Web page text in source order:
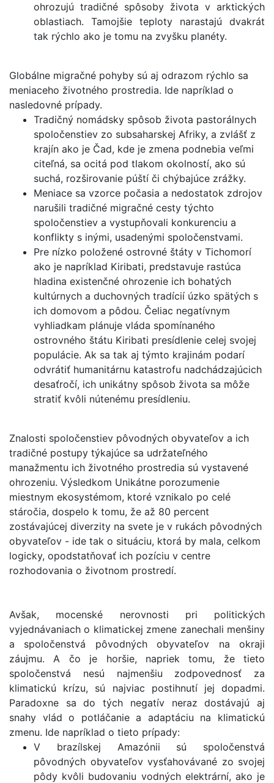
ohrozujú tradičné spôsoby života v arktických
oblastiach. Tamojšie teploty narastajú dvakrát
tak rýchlo ako je tomu na zvyšku planéty.
Globálne migračné pohyby sú aj odrazom rýchlo sa
meniaceho životného prostredia. Ide napríklad o
nasledovné prípady.
Tradičný nomádsky spôsob života pastorálnych
spoločenstiev zo subsaharskej Afriky, a zvlášť z
krajín ako je Čad, kde je zmena podnebia veľmi
citeľná, sa ocitá pod tlakom okolností, ako sú
suchá, rozširovanie púští či chýbajúce zrážky.
Meniace sa vzorce počasia a nedostatok zdrojov
narušili tradičné migračné cesty týchto
spoločenstiev a vystupňovali konkurenciu a
konflikty s inými, usadenými spoločenstvami.
Pre nízko položené ostrovné štáty v Tichomorí
ako je napríklad Kiribati, predstavuje rastúca
hladina existenčné ohrozenie ich bohatých
kultúrnych a duchovných tradícií úzko spätých s
ich domovom a pôdou. Čeliac negatívnym
vyhliadkam plánuje vláda spomínaného
ostrovného štátu Kiribati presídlenie celej svojej
populácie. Ak sa tak aj týmto krajinám podarí
odvrátiť humanitárnu katastrofu nadchádzajúcich
desaťročí, ich unikátny spôsob života sa môže
stratiť kvôli nútenému presídleniu.
Znalosti spoločenstiev pôvodných obyvateľov a ich
tradičné postupy týkajúce sa udržateľného
manažmentu ich životného prostredia sú vystavené
ohrozeniu. Výsledkom Unikátne porozumenie
miestnym ekosystémom, ktoré vznikalo po celé
stáročia, dospelo k tomu, že až 80 percent
zostávajúcej diverzity na svete je v rukách pôvodných
obyvateľov - ide tak o situáciu, ktorá by mala, celkom
logicky, opodstatňovať ich pozíciu v centre
rozhodovania o životnom prostredí.
Avšak, mocenské nerovnosti pri politických
vyjednávaniach o klimatickej zmene zanechali menšiny
a spoločenstvá pôvodných obyvateľov na okraji
záujmu. A čo je horšie, napriek tomu, že tieto
spoločenstvá nesú najmenšiu zodpovednosť za
klimatickú krízu, sú najviac postihnutí jej dopadmi.
Paradoxne sa do tých negatív neraz dostávajú aj
snahy vlád o potláčanie a adaptáciu na klimatickú
zmenu. Ide napríklad o tieto prípady:
V brazílskej Amazónii sú spoločenstvá
pôvodných obyvateľov vysťahovávané zo svojej
pôdy kvôli budovaniu vodných elektrární, ako je